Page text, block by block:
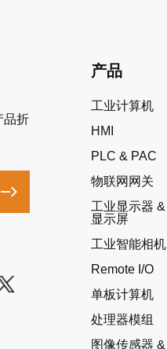
品折
产品
工业计算机
HMI
PLC & PAC
物联网网关
工业显示器 &
显示屏
工业智能相机
Remote I/O
单板计算机
处理器模组
图像传感器 &